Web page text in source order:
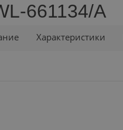
A
Характеристики